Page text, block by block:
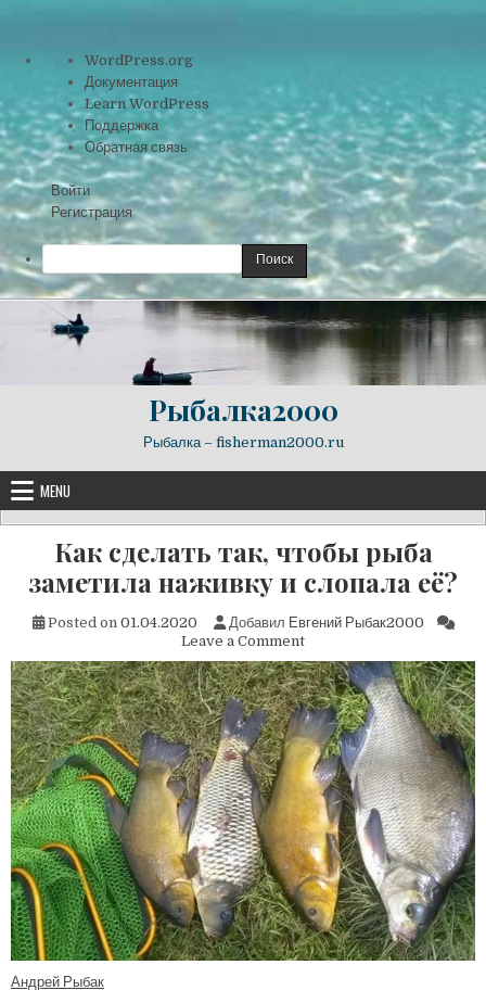
WordPress
WordPress.org
Документация
Learn WordPress
Поддержка
Обратная связь
Войти
Регистрация
Поиск
Рыбалка2000
Рыбалка – fisherman2000.ru
MENU
Как сделать так, чтобы рыба
заметила наживку и слопала её?
Posted on 01.04.2020 Добавил Евгений Рыбак2000
Leave a Commenton
Как
сделать
так,
чтобы
рыба
заметила
наживку
и
слопала
её?
Андрей Рыбак